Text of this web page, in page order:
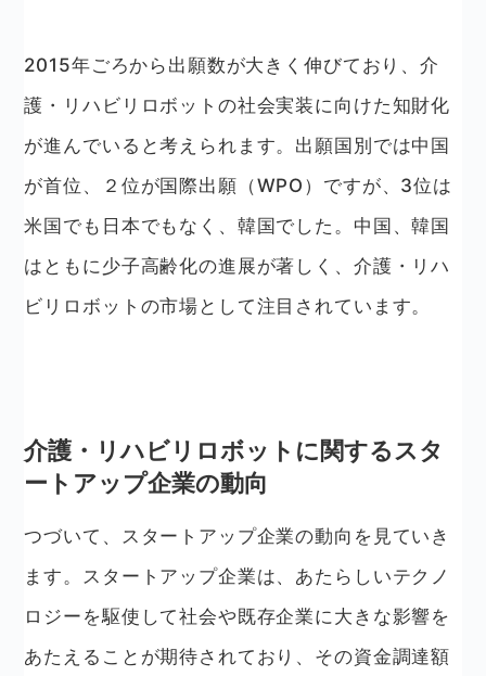
2015年ごろから出願数が大きく伸びており、介
護・リハビリロボットの社会実装に向けた知財化
が進んでいると考えられます。出願国別では中国
が首位、２位が国際出願（WPO）ですが、3位は
米国でも日本でもなく、韓国でした。中国、韓国
はともに少子高齢化の進展が著しく、介護・リハ
ビリロボットの市場として注目されています。
介護・リハビリロボットに関するスタ
ートアップ企業の動向
つづいて、スタートアップ企業の動向を見ていき
ます。スタートアップ企業は、あたらしいテクノ
ロジーを駆使して社会や既存企業に大きな影響を
あたえることが期待されており、その資金調達額